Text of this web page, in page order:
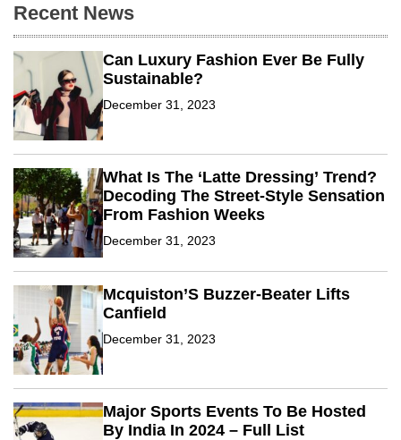
Recent News
Can Luxury Fashion Ever Be Fully
Sustainable?
December 31, 2023
What Is The ‘Latte Dressing’ Trend?
Decoding The Street-Style Sensation
From Fashion Weeks
December 31, 2023
Mcquiston’S Buzzer-Beater Lifts
Canfield
December 31, 2023
Major Sports Events To Be Hosted
By India In 2024 – Full List